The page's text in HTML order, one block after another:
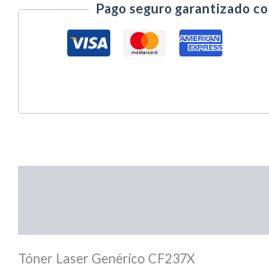
Pago seguro garantizado
Tóner Laser Genérico CF237X